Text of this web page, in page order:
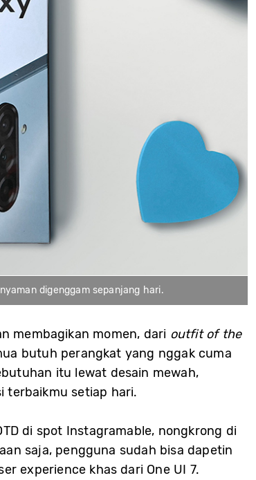
digenggam sepanjang hari.
membagikan momen, dari outfit of the
butuh perangkat yang nggak cuma
itu lewat desain mewah,
terbaikmu setiap hari.
di spot Instagramable, nongkrong di
saja, pengguna sudah bisa dapetin
experience khas dari One UI 7.